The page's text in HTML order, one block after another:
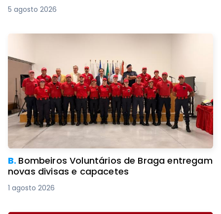
5 agosto 2026
B. Bombeiros Voluntários de Braga entregam
novas divisas e capacetes
1 agosto 2026